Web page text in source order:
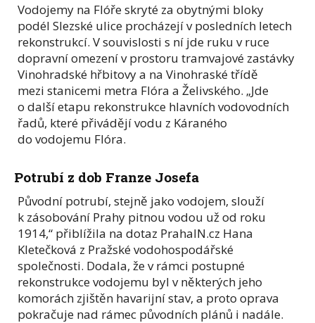
Vodojemy na Flóře skryté za obytnými bloky
podél Slezské ulice procházejí v posledních letech
rekonstrukcí. V souvislosti s ní jde ruku v ruce
dopravní omezení v prostoru tramvajové zastávky
Vinohradské hřbitovy a na Vinohraské třídě
mezi stanicemi metra Flóra a Želivského. „Jde
o další etapu rekonstrukce hlavních vodovodních
řadů, které přivádějí vodu z Káraného
do vodojemu Flóra.
Potrubí z dob Franze Josefa
Původní potrubí, stejně jako vodojem, slouží
k zásobování Prahy pitnou vodou už od roku
1914,“ přiblížila na dotaz PrahaIN.cz Hana
Kletečková z Pražské vodohospodářské
společnosti. Dodala, že v rámci postupné
rekonstrukce vodojemu byl v některých jeho
komorách zjištěn havarijní stav, a proto oprava
pokračuje nad rámec původních plánů i nadále.